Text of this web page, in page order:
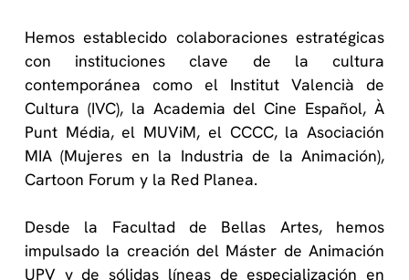
Hemos establecido colaboraciones estratégicas
con instituciones clave de la cultura
contemporánea como el Institut Valencià de
Cultura (IVC), la Academia del Cine Español, À
Punt Média, el MUViM, el CCCC, la Asociación
MIA (Mujeres en la Industria de la Animación),
Cartoon Forum y la Red Planea.
Desde la Facultad de Bellas Artes, hemos
impulsado la creación del Máster de Animación
UPV y de sólidas líneas de especialización en